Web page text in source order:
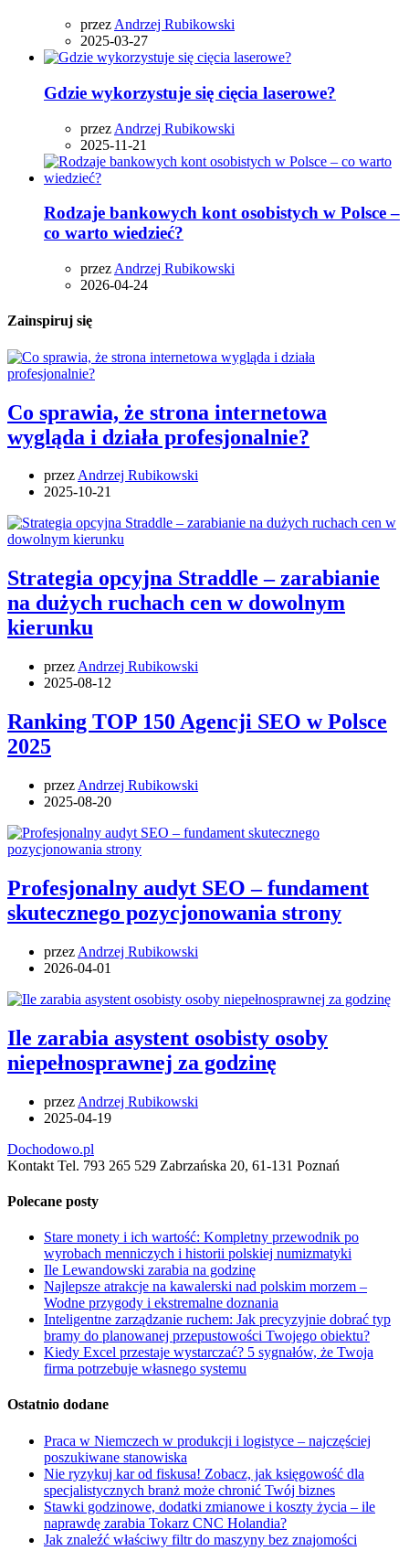
przez Andrzej Rubikowski
2025-03-27
Gdzie wykorzystuje się cięcia laserowe?
przez Andrzej Rubikowski
2025-11-21
Rodzaje bankowych kont osobistych w Polsce –
co warto wiedzieć?
przez Andrzej Rubikowski
2026-04-24
Zainspiruj się
Co sprawia, że strona internetowa
wygląda i działa profesjonalnie?
przezAndrzej Rubikowski
2025-10-21
Strategia opcyjna Straddle – zarabianie
na dużych ruchach cen w dowolnym
kierunku
przez Andrzej Rubikowski
2025-08-12
Ranking TOP 150 Agencji SEO w Polsce
2025
przez Andrzej Rubikowski
2025-08-20
Profesjonalny audyt SEO – fundament
skutecznego pozycjonowania strony
przez Andrzej Rubikowski
2026-04-01
Ile zarabia asystent osobisty osoby
niepełnosprawnej za godzinę
przez Andrzej Rubikowski
2025-04-19
Dochodowo.pl
Kontakt Tel. 793 265 529 Zabrzańska 20, 61-131 Poznań
Polecane posty
Stare monety i ich wartość: Kompletny przewodnik po
wyrobach menniczych i historii polskiej numizmatyki
Ile Lewandowski zarabia na godzinę
Najlepsze atrakcje na kawalerski nad polskim morzem –
Wodne przygody i ekstremalne doznania
Inteligentne zarządzanie ruchem: Jak precyzyjnie dobrać typ
bramy do planowanej przepustowości Twojego obiektu?
Kiedy Excel przestaje wystarczać? 5 sygnałów, że Twoja
firma potrzebuje własnego systemu
Ostatnio dodane
Praca w Niemczech w produkcji i logistyce – najczęściej
poszukiwane stanowiska
Nie ryzykuj kar od fiskusa! Zobacz, jak księgowość dla
specjalistycznych branż może chronić Twój biznes
Stawki godzinowe, dodatki zmianowe i koszty życia – ile
naprawdę zarabia Tokarz CNC Holandia?
Jak znaleźć właściwy filtr do maszyny bez znajomości